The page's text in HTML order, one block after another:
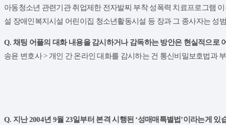
아동청소년 관련기관 취업제한 전자발찌 부착 성폭력 치료프로그램
설 장애인복지시설 어린이집 청소년활동시설 등 장과 그 종사자는 성
Q. 채팅 어플의 대화 내용을 감시하거나 감독하는 방안은 현실적으로
송윤 변호사 > 개인 간 온라인 대화를 감시하는 건 통신비밀보호법과
Q. 지난 2004년 9월 23일부터 본격 시행된 ‘성매매특별법’이라는게